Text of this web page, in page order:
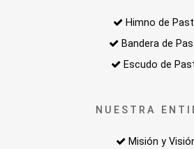
Himno de
Bandera de
Escudo de
NUESTRA
Misión y